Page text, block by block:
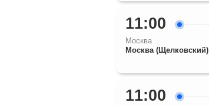
11:00
Москва
Москва (Щелковский)
11:00